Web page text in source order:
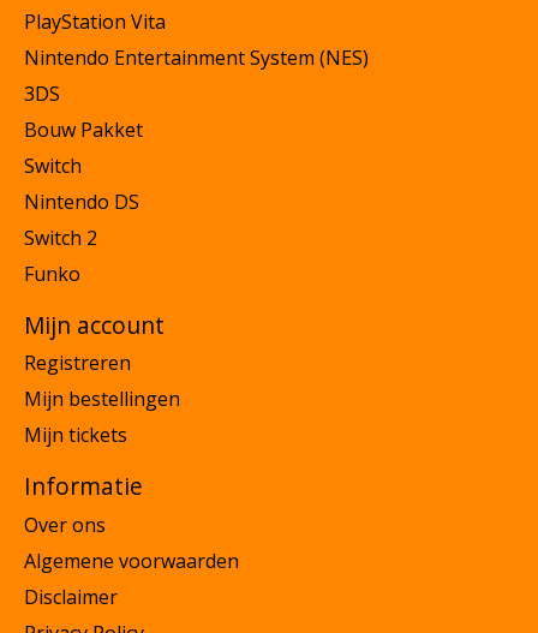
PlayStation Vita
Nintendo Entertainment System (NES)
3DS
Bouw Pakket
Switch
Nintendo DS
Switch 2
Funko
Mijn account
Registreren
Mijn bestellingen
Mijn tickets
Informatie
Over ons
Algemene voorwaarden
Disclaimer